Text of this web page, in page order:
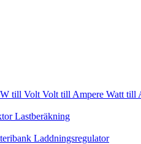
till Volt Volt till Ampere Watt till
Lastberäkning
Laddningsregulator